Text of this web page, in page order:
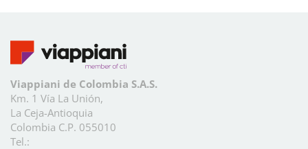
Viappiani de Colombia S.A.S.
Km. 1 Vía La Unión,
La Ceja-Antioquia
Colombia C.P. 055010
Tel.: